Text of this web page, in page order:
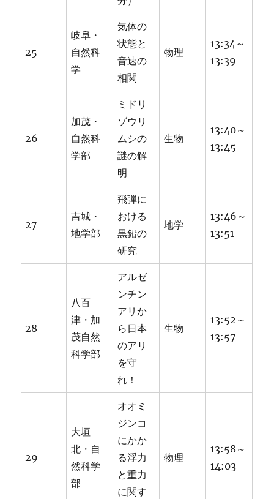
25
岐阜・
自然科
学
気体の
状態と
音速の
相関
物理
13:34～
13:39
26
加茂・
自然科
学部
ミドリ
ゾウリ
ムシの
謎の解
明
生物
13:40～
13:45
27
吉城・
地学部
飛弾に
おける
黒鉛の
研究
地学
13:46～
13:51
28
八百
津・加
茂自然
科学部
アルゼ
ンチン
アリか
ら日本
のアリ
を守
れ！
生物
13:52～
13:57
29
大垣
北・自
然科学
部
オオミ
ジンコ
にかか
る浮力
と重力
に関す
物理
13:58～
14:03